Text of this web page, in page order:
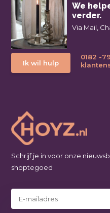
We
verder.
Via Mail,
Ik wil hulp
0182 -
Schrijf je in voor onze
shoptegoed